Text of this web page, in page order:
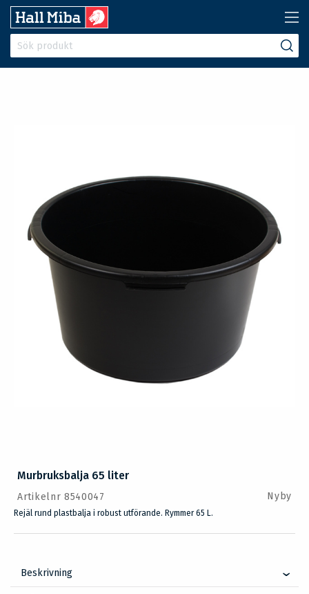
Murbruksbalja 65 liter
Artikelnr 8540047 Nyby
Rejäl rund plastbalja i robust utförande. Rymmer 65 L.
Beskrivning